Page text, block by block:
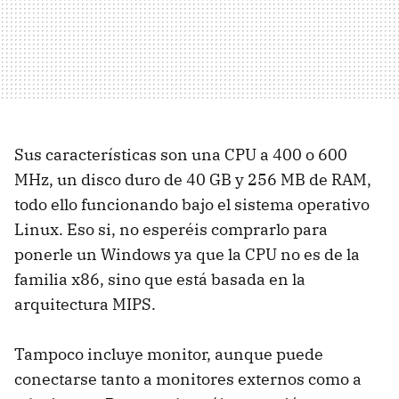
Sus características son una CPU a 400 o 600
MHz, un disco duro de 40 GB y 256 MB de RAM,
todo ello funcionando bajo el sistema operativo
Linux. Eso si, no esperéis comprarlo para
ponerle un Windows ya que la CPU no es de la
familia x86, sino que está basada en la
arquitectura MIPS.
Tampoco incluye monitor, aunque puede
conectarse tanto a monitores externos como a